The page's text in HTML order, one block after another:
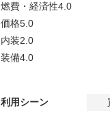
燃費・経済性4.0
価格5.0
内装2.0
装備4.0
利用シーン